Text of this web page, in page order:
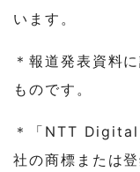
います。
＊報道発表資料
ものです。
＊「NTT Digital
社の商標または登